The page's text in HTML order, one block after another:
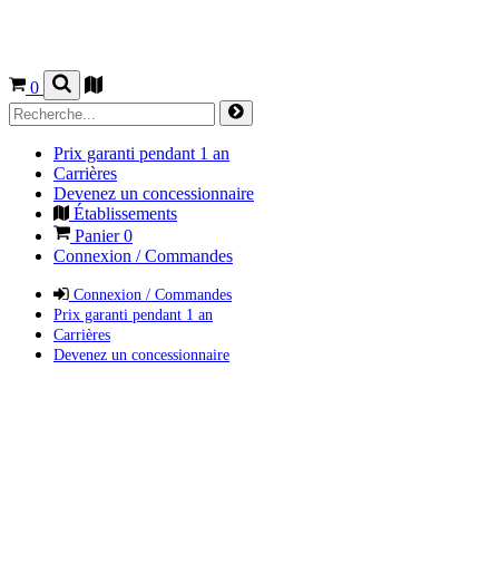
0
Prix garanti pendant 1 an
Carrières
Devenez un concessionnaire
Établissements
Panier0
Connexion / Commandes
Connexion / Commandes
Prix garanti pendant 1 an
Carrières
Devenez un concessionnaire